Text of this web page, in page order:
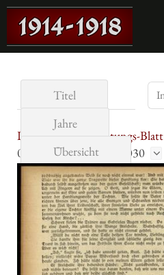
Titel
Jahre
Übersicht
Seite
Illustrirtes Unterhaltungs-Blatt
030 (21.7.1918) = Nr. 030